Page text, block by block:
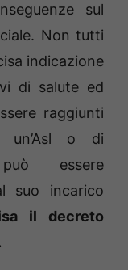
sul
Non tutti
indicazione
di salute ed
raggiunti
un’Asl o di
può essere
suo incarico
il decreto